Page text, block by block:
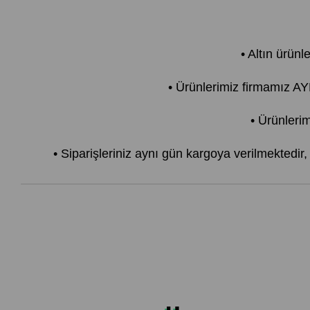
• Altın
• Ürünlerimiz firmamız
•
• Siparişleriniz aynı gün kargoya